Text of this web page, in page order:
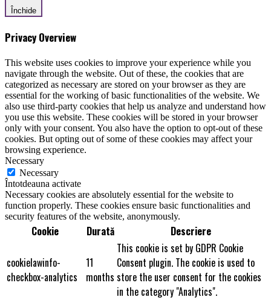
Închide
Privacy Overview
This website uses cookies to improve your experience while you
navigate through the website. Out of these, the cookies that are
categorized as necessary are stored on your browser as they are
essential for the working of basic functionalities of the website. We
also use third-party cookies that help us analyze and understand how
you use this website. These cookies will be stored in your browser
only with your consent. You also have the option to opt-out of these
cookies. But opting out of some of these cookies may affect your
browsing experience.
Necessary
Necessary
Întotdeauna activate
Necessary cookies are absolutely essential for the website to
function properly. These cookies ensure basic functionalities and
security features of the website, anonymously.
Cookie Durată Descriere
cookielawinfo-
checkbox-analytics
11
months
This cookie is set by GDPR Cookie
Consent plugin. The cookie is used to
store the user consent for the cookies
in the category "Analytics".